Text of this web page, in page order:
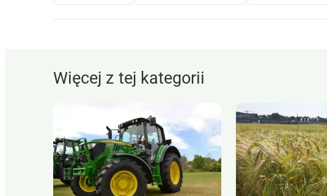
Więcej z tej kategorii